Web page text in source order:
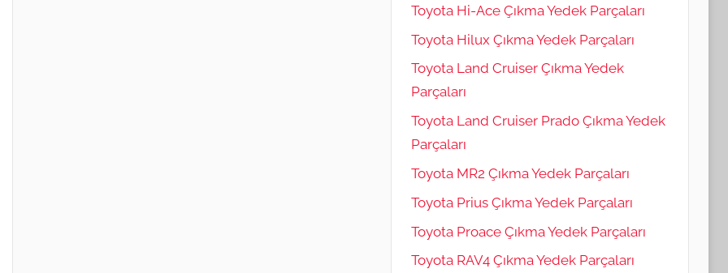
Toyota Hi-Ace Çıkma Yedek Parçaları
Toyota Hilux Çıkma Yedek Parçaları
Toyota Land Cruiser Çıkma Yedek
Parçaları
Toyota Land Cruiser Prado Çıkma Yedek
Parçaları
Toyota MR2 Çıkma Yedek Parçaları
Toyota Prius Çıkma Yedek Parçaları
Toyota Proace Çıkma Yedek Parçaları
Toyota RAV4 Çıkma Yedek Parçaları